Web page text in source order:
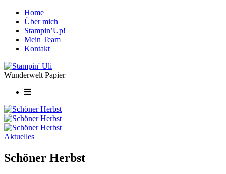
Home
Über mich
Stampin’Up!
Mein Team
Kontakt
Wunderwelt Papier
Aktuelles
Schöner Herbst